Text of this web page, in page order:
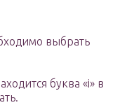
выбрать
буква «i» в